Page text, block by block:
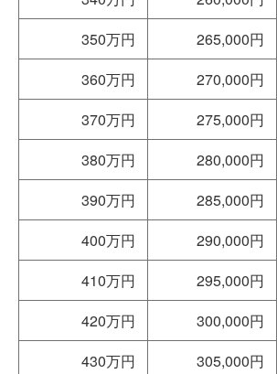
350万円
265,000円
360万円
270,000円
370万円
275,000円
380万円
280,000円
390万円
285,000円
400万円
290,000円
410万円
295,000円
420万円
300,000円
430万円
305,000円